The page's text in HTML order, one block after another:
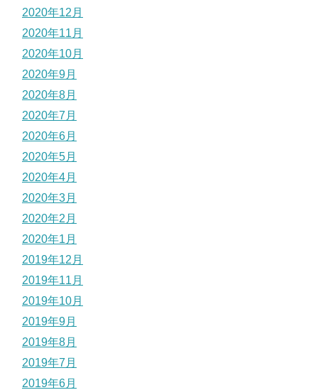
2020年12月
2020年11月
2020年10月
2020年9月
2020年8月
2020年7月
2020年6月
2020年5月
2020年4月
2020年3月
2020年2月
2020年1月
2019年12月
2019年11月
2019年10月
2019年9月
2019年8月
2019年7月
2019年6月